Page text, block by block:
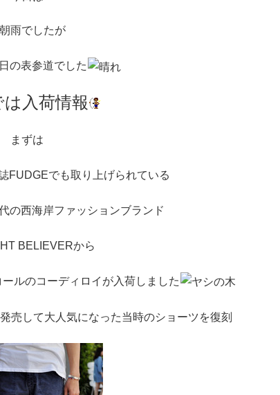
雨でしたが
の表参道でした
入荷情報
まずは
FUDGEでも取り上げられている
の西海岸ファッションブランド
BELIEVERから
ルのコーディロイが入荷しました
売して大人気になった当時のショーツを復刻